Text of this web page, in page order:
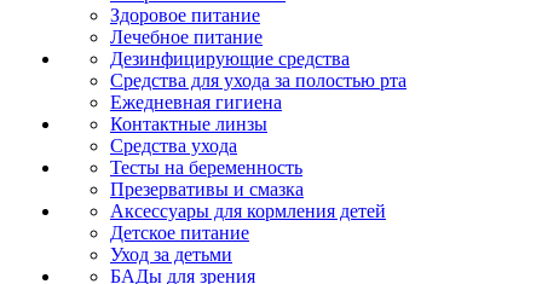
Здоровое питание
Лечебное питание
Дезинфицирующие средства
Средства для ухода за полостью рта
Ежедневная гигиена
Контактные линзы
Средства ухода
Тесты на беременность
Презервативы и смазка
Аксессуары для кормления детей
Детское питание
Уход за детьми
БАДы для зрения